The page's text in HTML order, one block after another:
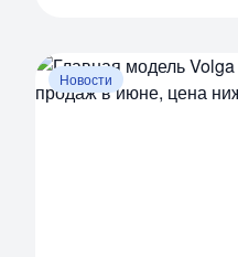
Новости